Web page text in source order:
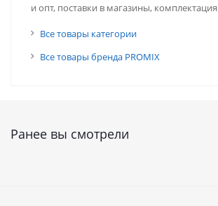
и опт, поставки в магазины,
Все товары категории
Все товары бренда PROMIX
Ранее вы смотрели